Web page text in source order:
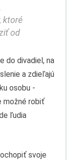
ktoré
od
do divadiel, na
a zdieľajú
osobu -
možné robiť
ľudia
svoje